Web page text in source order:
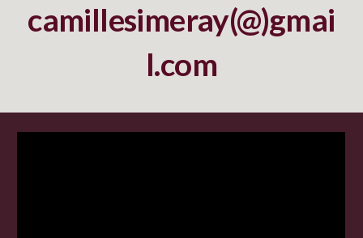
camillesimeray(@)gmai
l.com